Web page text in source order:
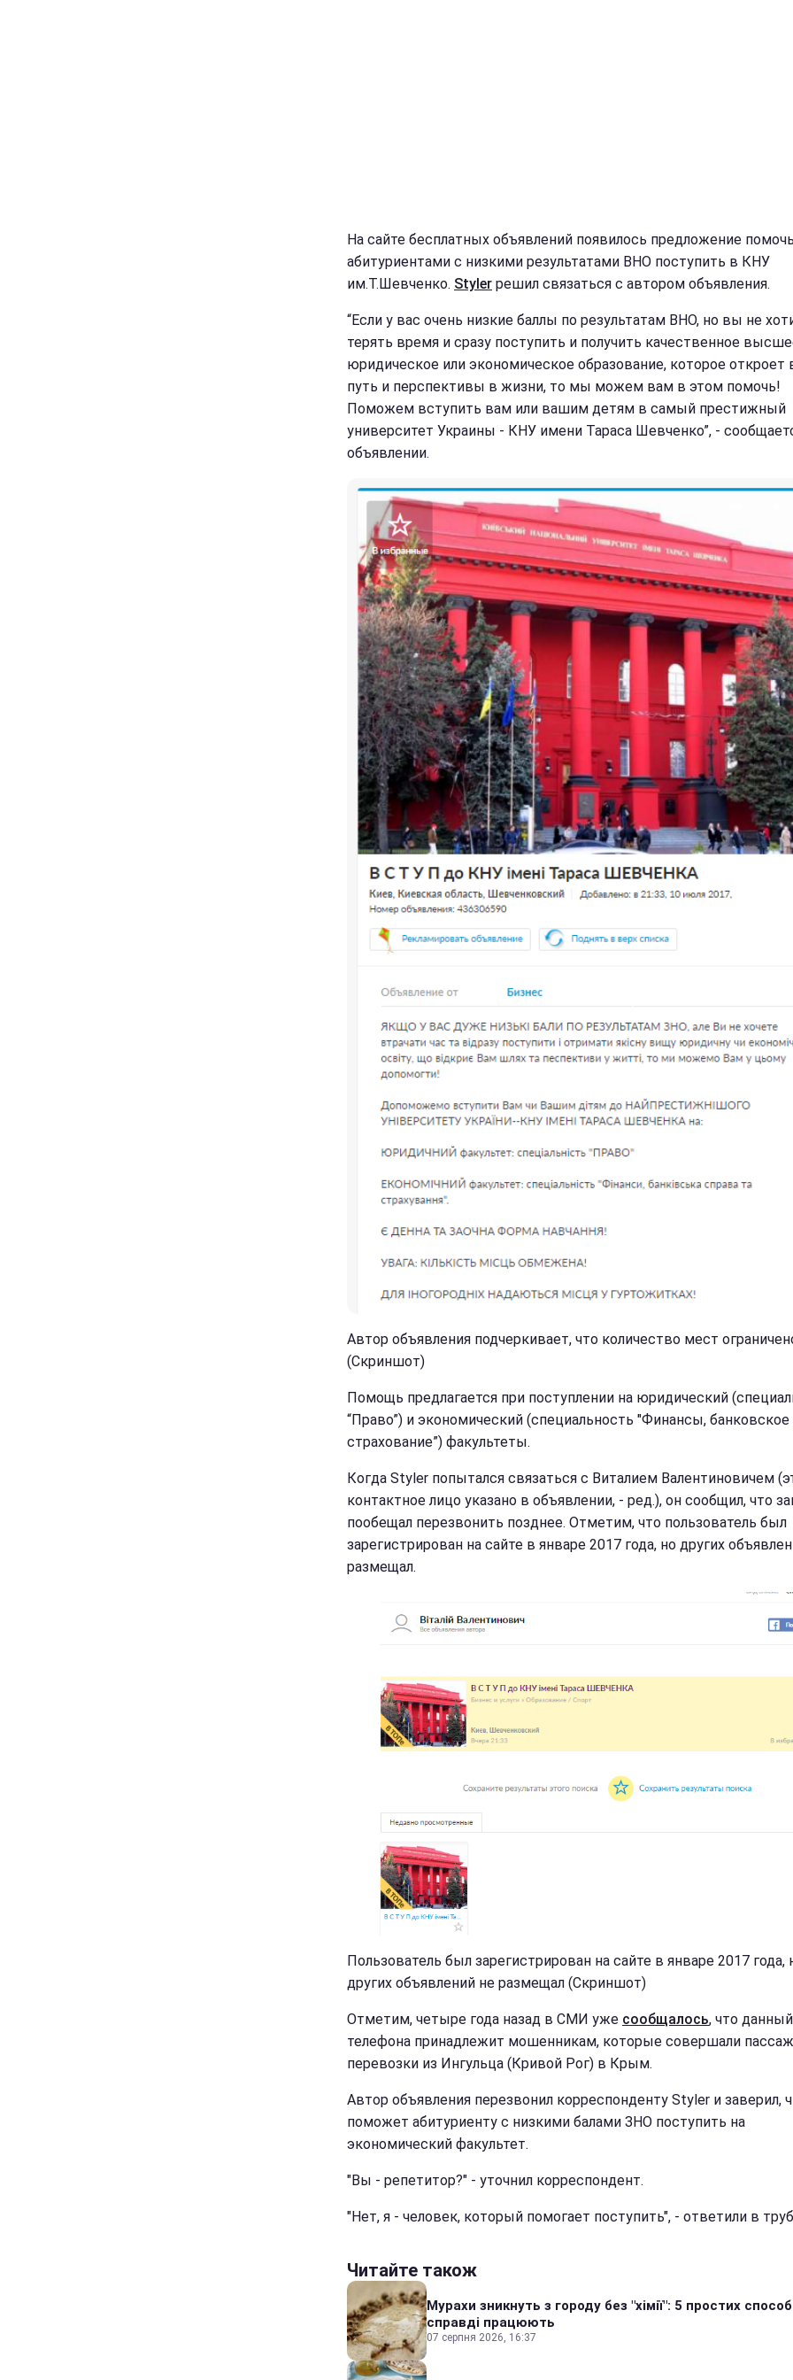
На сайте бесплатных объявлений появилось предложение
абитуриентами с низкими результатами ВНО поступить в КНУ
им.Т.Шевченко. Styler решил связаться с автором объявления.
“Если у вас очень низкие баллы по результатам ВНО, но вы не
терять время и сразу поступить и получить качественное
юридическое или экономическое образование, которое откроет
путь и перспективы в жизни, то мы можем вам в этом помочь!
Поможем вступить вам или вашим детям в самый престижный
университет Украины - КНУ имени Тараса Шевченко”, -
объявлении.
Автор объявления подчеркивает, что количество мест
(Скриншот)
Помощь предлагается при поступлении на юридический
“Право”) и экономический (специальность "Финансы, банковское
страхование”) факультеты.
Когда Styler попытался связаться с Виталием Валентиновичем
контактное лицо указано в объявлении, - ред.), он сообщил, что
пообещал перезвонить позднее. Отметим, что пользователь был
зарегистрирован на сайте в январе 2017 года, но других
размещал.
Пользователь был зарегистрирован на сайте в январе 2017 года,
других объявлений не размещал (Скриншот)
Отметим, четыре года назад в СМИ уже сообщалось, что
телефона принадлежит мошенникам, которые совершали
перевозки из Ингульца (Кривой Рог) в Крым.
Автор объявления перезвонил корреспонденту Styler и заверил,
поможет абитуриенту с низкими балами ЗНО поступить на
экономический факультет.
"Вы - репетитор?" - уточнил корреспондент.
"Нет, я - человек, который помогает поступить", - ответили в
Читайте також
Мурахи зникнуть з городу без "хімії": 5 простих
справді працюють
07 серпня 2026, 16:37